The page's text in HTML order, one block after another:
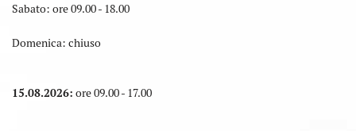
Sabato: ore 09.00 - 18.00
Domenica: chiuso
15.08.2026: ore 09.00 - 17.00